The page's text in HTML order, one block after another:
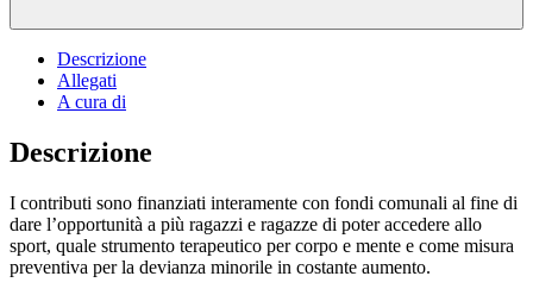
Descrizione
Allegati
A cura di
Descrizione
I contributi sono finanziati interamente con fondi comunali al fine di
dare l’opportunità a più ragazzi e ragazze di poter accedere allo
sport, quale strumento terapeutico per corpo e mente e come misura
preventiva per la devianza minorile in costante aumento.